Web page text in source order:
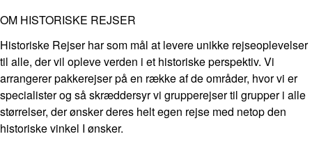
OM HISTORISKE REJSER
Historiske Rejser har som mål at levere unikke rejseoplevelser
til alle, der vil opleve verden i et historiske perspektiv. Vi
arrangerer pakkerejser på en række af de områder, hvor vi er
specialister og så skræddersyr vi grupperejser til grupper i alle
størrelser, der ønsker deres helt egen rejse med netop den
historiske vinkel I ønsker.